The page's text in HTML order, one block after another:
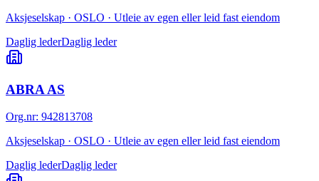
Aksjeselskap · OSLO · Utleie av egen eller leid fast eiendom
Daglig lederDaglig leder
ABRA AS
Org.nr: 942813708
Aksjeselskap · OSLO · Utleie av egen eller leid fast eiendom
Daglig lederDaglig leder